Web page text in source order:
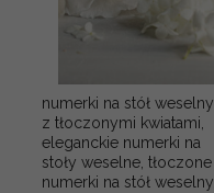
numerki na stół weselny
z tłoczonymi kwiatami,
eleganckie numerki na
stoły weselne, tłoczone
numerki na stół weselny,